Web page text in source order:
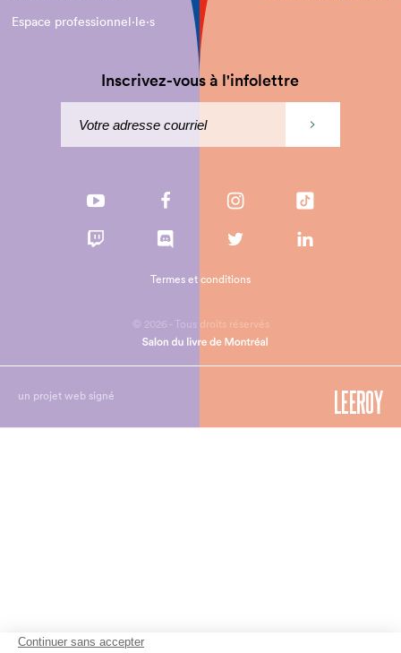
Espace professionnel·le⋅s
Inscrivez-vous à l'infolettre
© 2026 - Tous droits réservés
Termes et conditions
un projet web signé